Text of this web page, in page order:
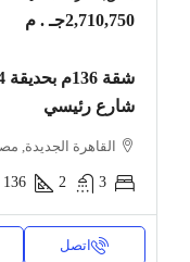
2,710,750جـ . م
شارع رئيسي
القاهرة الجديدة,
3
2
136
اتصل